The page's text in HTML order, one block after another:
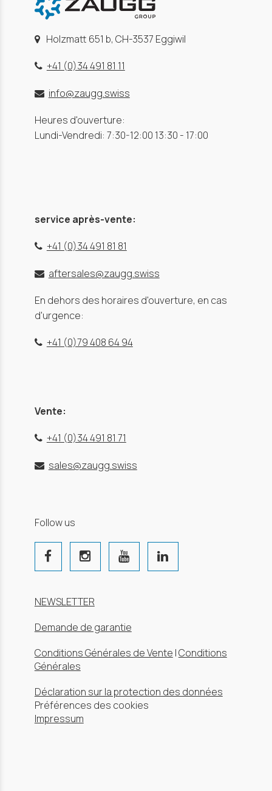
Holzmatt 651 b, CH-3537 Eggiwil
+41 (0)34 491 81 11
info@zaugg.swiss
Heures d'ouverture:
Lundi-Vendredi: 7:30-12:00 13:30 - 17:00
service après-vente:
+41 (0)34 491 81 81
aftersales@zaugg.swiss
En dehors des horaires d'ouverture, en cas
d'urgence:
+41 (0)79 408 64 94
Vente:
+41 (0)34 491 81 71
sales@zaugg.swiss
Follow us
NEWSLETTER
Demande de garantie
Conditions Générales de Vente |Conditions
Générales
Déclaration sur la protection des données
Préférences des cookies
Impressum